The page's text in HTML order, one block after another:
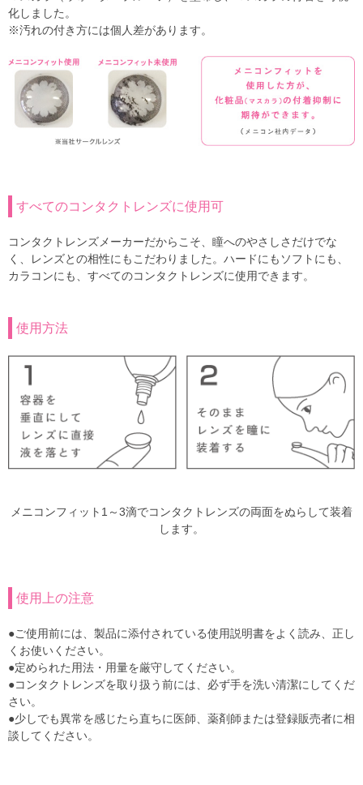
化しました。
※汚れの付き方には個人差があります。
すべてのコンタクトレンズに使用可
コンタクトレンズメーカーだからこそ、瞳へのやさしさだけでな
く、レンズとの相性にもこだわりました。ハードにもソフトにも、
カラコンにも、すべてのコンタクトレンズに使用できます。
使用方法
メニコンフィット1～3滴でコンタクトレンズの両面をぬらして装着
します。
使用上の注意
●ご使用前には、製品に添付されている使用説明書をよく読み、正し
くお使いください。
●定められた用法・用量を厳守してください。
●コンタクトレンズを取り扱う前には、必ず手を洗い清潔にしてくだ
さい。
●少しでも異常を感じたら直ちに医師、薬剤師または登録販売者に相
談してください。